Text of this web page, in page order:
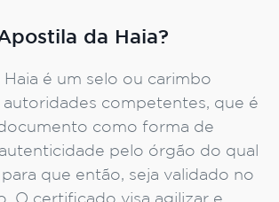
da Haia?
é um selo ou carimbo
competentes, que é
como forma de
pelo órgão do qual
que então, seja validado no